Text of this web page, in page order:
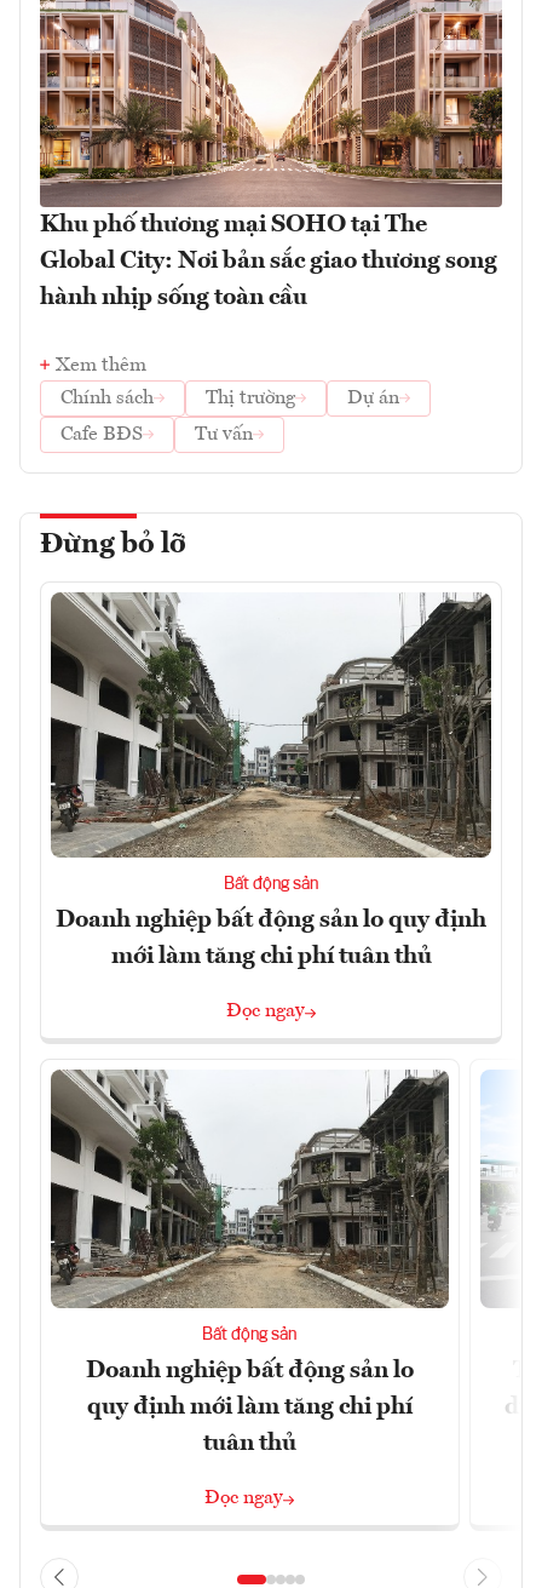
Khu phố thương mại SOHO tại The
Global City: Nơi bản sắc giao thương song
hành nhịp sống toàn cầu
Xem thêm
Chính sách
Thị trường
Dự án
Cafe BĐS
Tư vấn
Đừng bỏ lỡ
Bất động sản
Doanh nghiệp bất động sản lo quy định
mới làm tăng chi phí tuân thủ
Đọc ngay
Bất động sản
Doanh nghiệp bất động sản lo
quy định mới làm tăng chi phí
tuân thủ
Đọc ngay